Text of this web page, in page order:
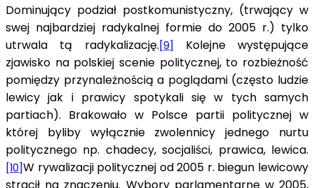
Dominujący podział postkomunistyczny, (trwający w
swej najbardziej radykalnej formie do 2005 r.) tylko
utrwala tą radykalizację. [9]
Kolejne występujące
zjawisko na polskiej scenie politycznej, to rozbieżność
pomiędzy przynależnością a poglądami (często ludzie
lewicy jak i prawicy spotykali się w tych samych
partiach). Brakowało w Polsce partii politycznej w
której byliby wyłącznie zwolennicy jednego nurtu
politycznego np. chadecy, socjaliści, prawica, lewica.
[10]W rywalizacji politycznej od 2005 r. biegun lewicowy
stracił na znaczeniu. Wybory parlamentarne w 2005,